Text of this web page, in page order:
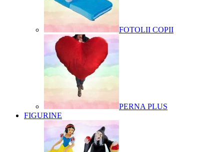
FOTOLII COPII
PERNA PLUS
FIGURINE